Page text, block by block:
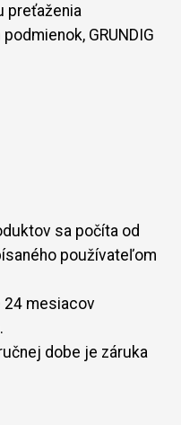
preťaženia
GRUNDIG
sa počíta od
používateľom
24 mesiacov
dobe je záruka